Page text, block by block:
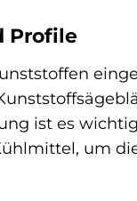
Profile
ist es
um